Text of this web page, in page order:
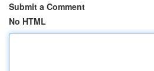
Submit a Comment
No HTML